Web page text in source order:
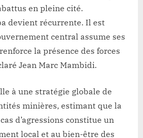
en pleine cité.
devient récurrente. Il est
central assume ses
la présence des forces
Jean Marc Mambidi.
à une stratégie globale de
minières, estimant que la
d’agressions constitue un
local et au bien-être des